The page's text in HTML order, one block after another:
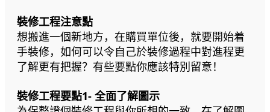
裝修工程注意點
想搬進一個新地方，在購買單位後，就要開始着
手裝修，如何可以令自己於裝修過程中對進程更
了解更有把握？有些要點你應該特別留意！
裝修工程要點1- 全面了解圖示